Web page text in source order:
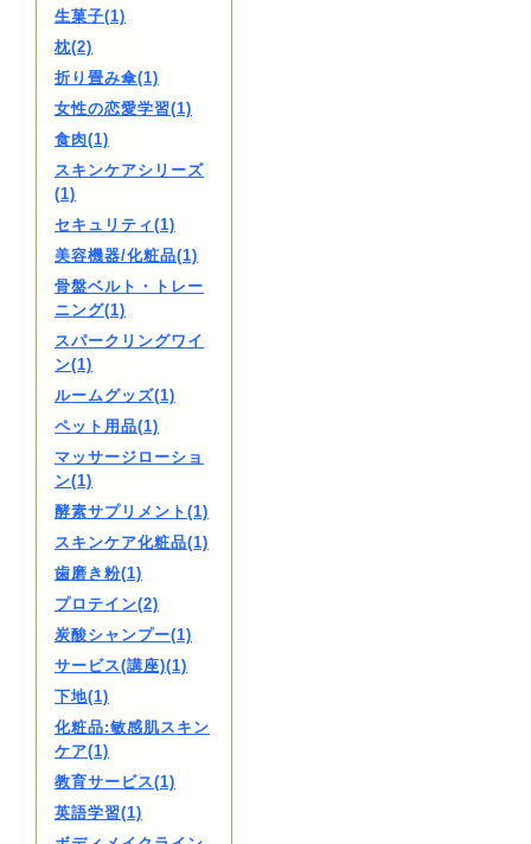
生菓子(1)
枕(2)
折り畳み傘(1)
女性の恋愛学習(1)
食肉(1)
スキンケアシリーズ
(1)
セキュリティ(1)
美容機器/化粧品(1)
骨盤ベルト・トレー
ニング(1)
スパークリングワイ
ン(1)
ルームグッズ(1)
ペット用品(1)
マッサージローショ
ン(1)
酵素サプリメント(1)
スキンケア化粧品(1)
歯磨き粉(1)
プロテイン(2)
炭酸シャンプー(1)
サービス(講座)(1)
下地(1)
化粧品:敏感肌スキン
ケア(1)
教育サービス(1)
英語学習(1)